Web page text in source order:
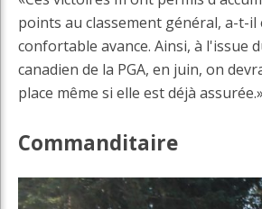
points au classement général, a-t-il
confortable avance. Ainsi, à l'issue
canadien de la PGA, en juin, on
place même si elle est déjà assurée.»
Commanditaire